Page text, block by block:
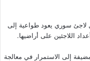
الحكومة مبلغ 1000 يورو لكل لاجئ سوري يعود طواعية إلى
اللاجئين على أراضيها.
إلى الاستمرار في معالجة